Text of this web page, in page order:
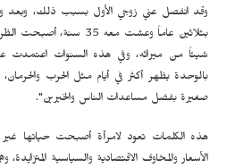
وقد انفصل عني زوجي الأول بسبب ذلك، وبعد
بثلاثين عاماً وعشت معه
شيئاً من ميراثه، وفي هذه السنوات اعتمدت
بالوحدة يظهر أكثر في أيام مثل الحرب
صغيرة بفضل مساعدات الناس والخيرين".
هذه الكلمات تعود لامرأة أصبحت حياتها
الأسعار والمخاوف الاقتصادية والسياسية